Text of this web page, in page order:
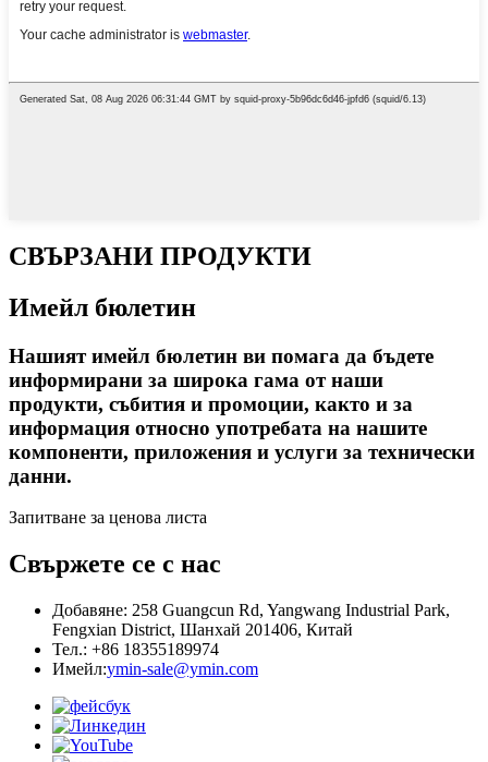
СВЪРЗАНИ ПРОДУКТИ
Имейл бюлетин
Нашият имейл бюлетин ви помага да бъдете
информирани за широка гама от наши
продукти, събития и промоции, както и за
информация относно употребата на нашите
компоненти, приложения и услуги за технически
данни.
Запитване за ценова листа
Свържете се с нас
Добавяне: 258 Guangcun Rd, Yangwang Industrial Park,
Fengxian District, Шанхай 201406, Китай
Тел.: +86 18355189974
Имейл:ymin-sale@ymin.com